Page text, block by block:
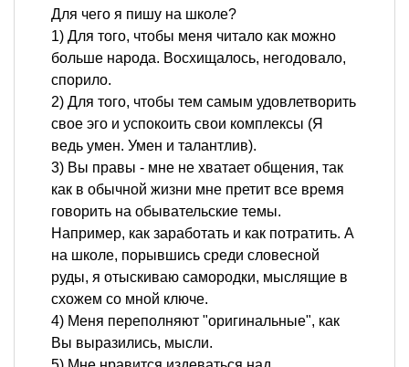
Для чего я пишу на школе?
1) Для того, чтобы меня читало как можно
больше народа. Восхищалось, негодовало,
спорило.
2) Для того, чтобы тем самым удовлетворить
свое эго и успокоить свои комплексы (Я
ведь умен. Умен и талантлив).
3) Вы правы - мне не хватает общения, так
как в обычной жизни мне претит все время
говорить на обывательские темы.
Например, как заработать и как потратить. А
на школе, порывшись среди словесной
руды, я отыскиваю самородки, мыслящие в
схожем со мной ключе.
4) Меня переполняют "оригинальные", как
Вы выразились, мысли.